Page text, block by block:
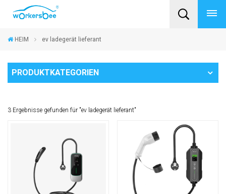
HEIM ev ladegerät lieferant
PRODUKTKATEGORIEN
3 Ergebnisse gefunden für "ev ladegerät lieferant"